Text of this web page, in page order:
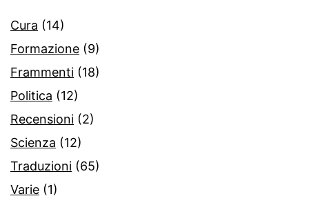
Cura (14)
Formazione (9)
Frammenti (18)
Politica (12)
Recensioni (2)
Scienza (12)
Traduzioni (65)
Varie (1)